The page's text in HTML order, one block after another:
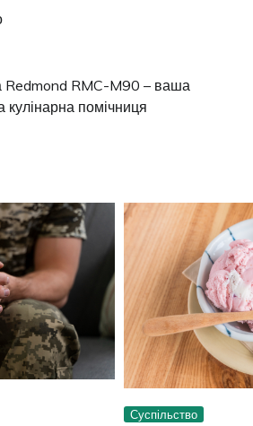
Redmond RMC-M90 – ваша
кулінарна помічниця
Суспільство